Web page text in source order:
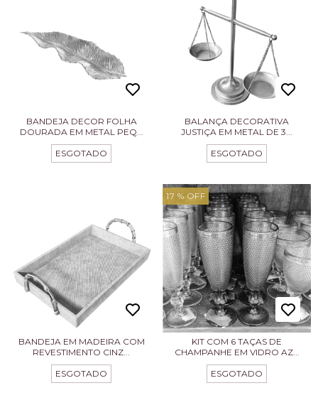
BANDEJA DECOR FOLHA
DOURADA EM METAL PEQ...
ESGOTADO
BALANÇA DECORATIVA
JUSTIÇA EM METAL DE 3...
ESGOTADO
BANDEJA EM MADEIRA COM
REVESTIMENTO CINZ...
ESGOTADO
17 % OFF
KIT COM 6 TAÇAS DE
CHAMPANHE EM VIDRO AZ...
ESGOTADO